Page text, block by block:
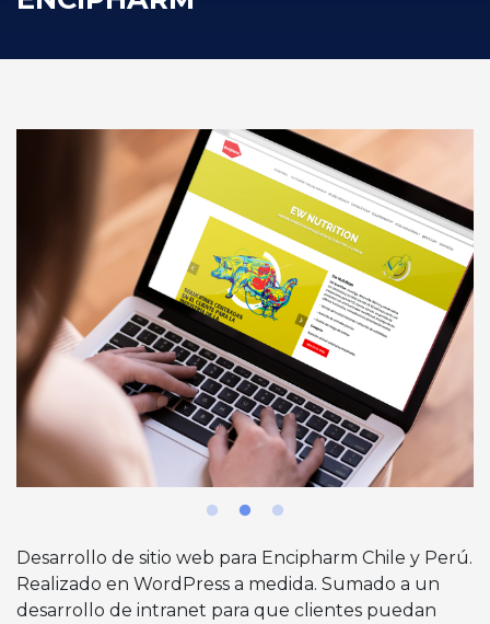
Desarrollo de sitio web para Encipharm Chile y Perú.
Realizado en WordPress a medida. Sumado a un
desarrollo de intranet para que clientes puedan